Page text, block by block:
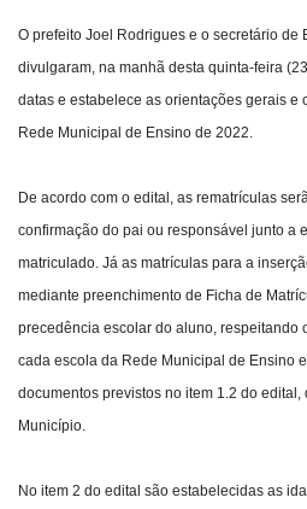
O prefeito Joel Rodrigues e o secretário de
divulgaram, na manhã desta quinta-feira
datas e estabelece as orientações gerais e
Rede Municipal de Ensino de 2022.
De acordo com o edital, as rematrículas
confirmação do pai ou responsável junto a
matriculado. Já as matrículas para a
mediante preenchimento de Ficha de
precedência escolar do aluno, respeitando
cada escola da Rede Municipal de Ensino
documentos previstos no item 1.2 do
Município.
No item 2 do edital são estabelecidas as